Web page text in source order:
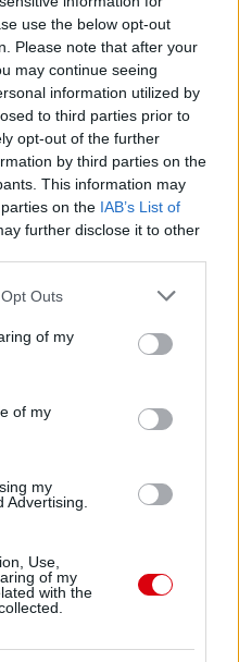
use the below opt-out
Please note that after your
may continue seeing
information utilized by
to third parties prior to
opt-out of the further
by third parties on the
This information may
on the IAB’s List of
further disclose it to other
uses one or more Google
You may click to
and its third-party tags to
purposes in below Google
Outs
of my
of my
my
Advertising.
Use,
of my
with the
vs
08-15 18:00